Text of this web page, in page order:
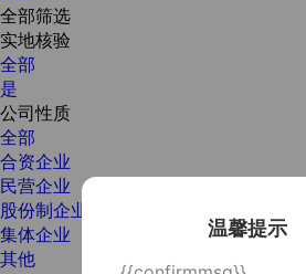
温馨提示
全部筛选
实地核验
全部
是
公司性质
全部
合资企业
民营企业
股份制企业
集体企业
其他